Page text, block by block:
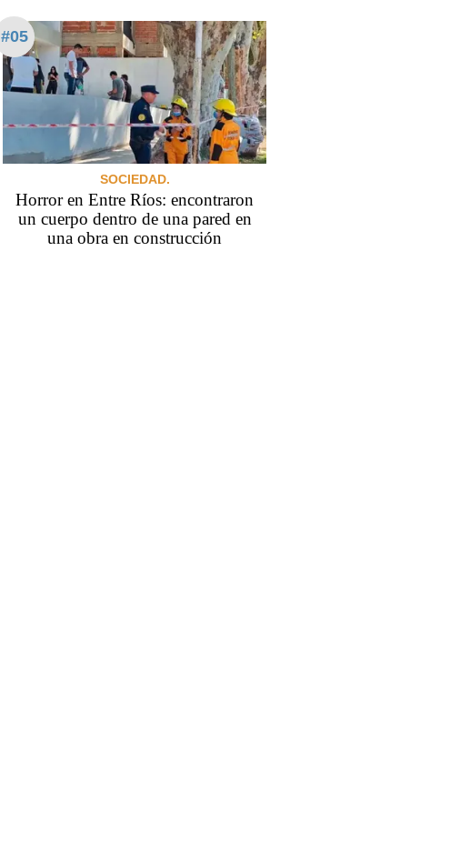
#05
SOCIEDAD.
Horror en Entre Ríos: encontraron
un cuerpo dentro de una pared en
una obra en construcción